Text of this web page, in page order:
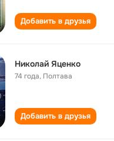
Добавить в друзья
Николай Яценко
74 года, Полтава
Добавить в друзья